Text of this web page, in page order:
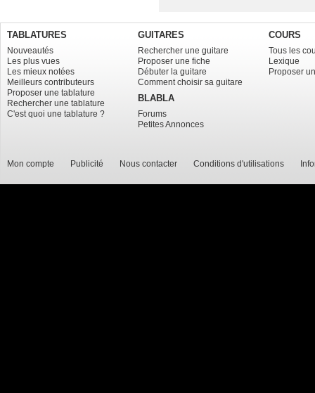
TABLATURES
Nouveautés
Les plus vues
Les mieux notées
Meilleurs contributeurs
Proposer une tablature
Rechercher une tablature
C'est quoi une tablature ?
GUITARES
Rechercher une guitare
Proposer une fiche
Débuter la guitare
Comment choisir sa guitare
BLABLA
Forums
Petites Annonces
COURS
Tous les
Lexique
Proposer
Mon compte Publicité Nous contacter Conditions d'utilisations